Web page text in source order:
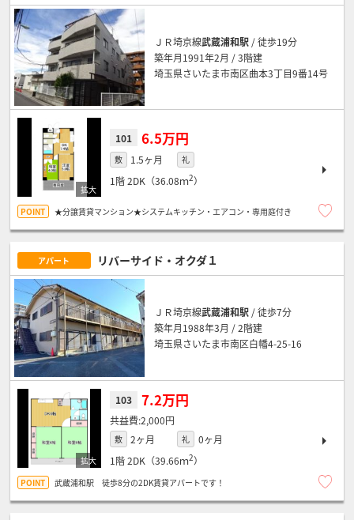
ＪＲ埼京線武蔵浦和駅 / 徒歩19分
築年月1991年2月 / 3階建
埼玉県さいたま市南区曲本3丁目9番14号
101 6.5万円
敷 1.5ヶ月 礼
1階2DK（36.08ｍ2）
★分譲賃貸マンション★システムキッチン・エアコン・専用庭付き
アパート リバーサイド・オクダ１
ＪＲ埼京線武蔵浦和駅 / 徒歩7分
築年月1988年3月 / 2階建
埼玉県さいたま市南区白幡4-25-16
103 7.2万円
2,000円
敷 2ヶ月 礼
0ヶ月
1階2DK（39.66ｍ2）
武蔵浦和駅 徒歩8分の2DK賃貸アパートです！